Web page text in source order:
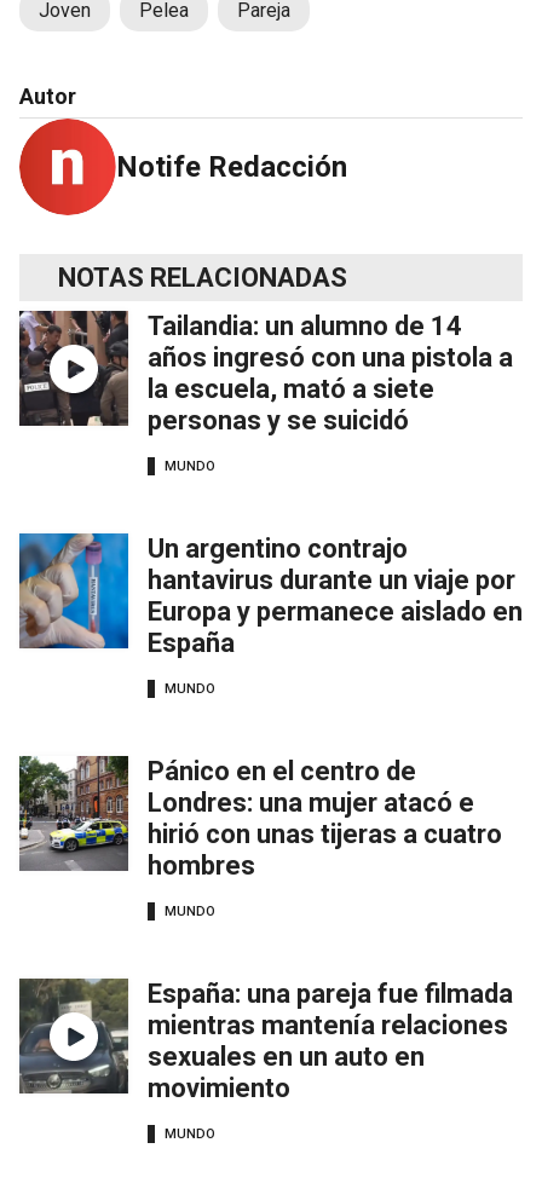
Joven Pelea Pareja
Autor
Notife Redacción
NOTAS RELACIONADAS
Tailandia: un alumno de 14
años ingresó con una pistola a
la escuela, mató a siete
personas y se suicidó
MUNDO
Un argentino contrajo
hantavirus durante un viaje por
Europa y permanece aislado en
España
MUNDO
Pánico en el centro de
Londres: una mujer atacó e
hirió con unas tijeras a cuatro
hombres
MUNDO
España: una pareja fue filmada
mientras mantenía relaciones
sexuales en un auto en
movimiento
MUNDO